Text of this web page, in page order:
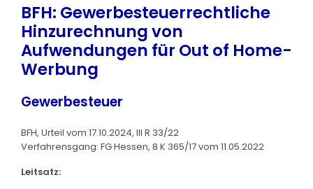
BFH: Gewerbesteuerrechtliche
Hinzurechnung von
Aufwendungen für Out of Home-
Werbung
Gewerbesteuer
BFH, Urteil vom 17.10.2024, III R 33/22
Verfahrensgang: FG Hessen, 8 K 365/17 vom 11.05.2022
Leitsatz: